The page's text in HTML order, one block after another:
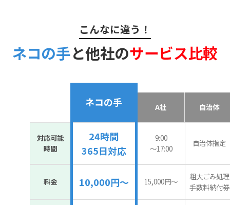
こんなに違う！
ネコの手と他社のサービス比較
ネコの手 A社 自治体
対応可能
時間
24時間
365日対応
9:00
〜17:00
自治体指定
料金 10,000円～ 15,000円〜
粗大ごみ処理
手数料納付券